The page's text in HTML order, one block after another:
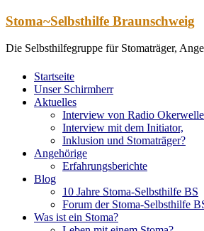
Zum
springen
Stoma~Selbsthilfe Braunschweig
Die Selbsthilfegruppe für Stomaträger,
Startseite
Unser Schirmherr
Aktuelles
Interview von Radio Okerwelle
Interview mit dem Initiator,
Inklusion und Stomaträger?
Angehörige
Erfahrungsberichte
Blog
10 Jahre Stoma-Selbsthilfe BS
Forum der Stoma-Selbsthilfe
Was ist ein Stoma?